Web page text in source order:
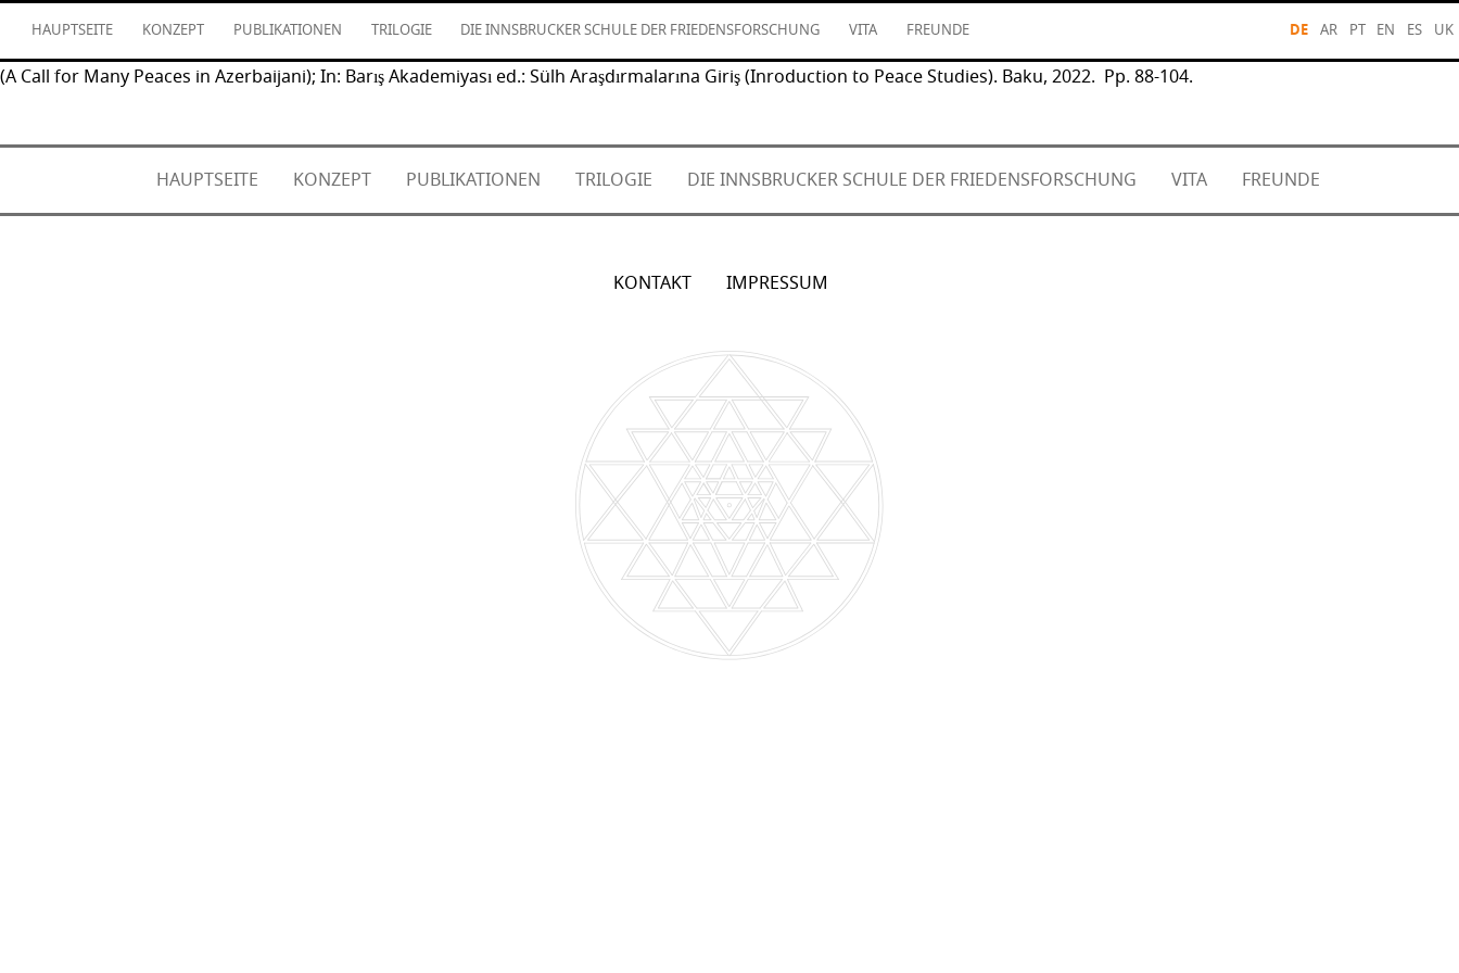
HAUPTSEITE KONZEPT PUBLIKATIONEN TRILOGIE DIE INNSBRUCKER SCHULE DER FRIEDENSFORSCHUNG VITA FREUNDE DE AR PT EN ES UK
(A Call for Many Peaces in Azerbaijani); In: Barış Akademiyası ed.: Sülh Araşdırmalarına Giriş (Inroduction to Peace Studies). Baku, 2022. Pp. 88-104.
HAUPTSEITE KONZEPT PUBLIKATIONEN TRILOGIE DIE INNSBRUCKER SCHULE DER FRIEDENSFORSCHUNG VITA FREUNDE
KONTAKT IMPRESSUM